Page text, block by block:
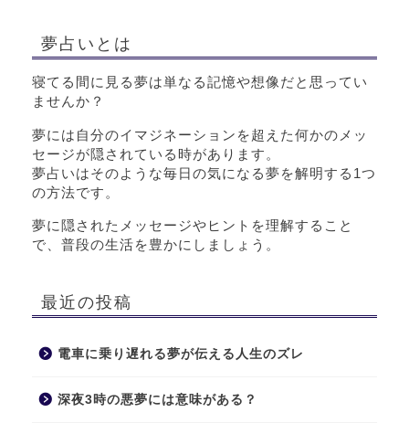
夢占いとは
寝てる間に見る夢は単なる記憶や想像だと思ってい
ませんか？
夢には自分のイマジネーションを超えた何かのメッ
セージが隠されている時があります。
夢占いはそのような毎日の気になる夢を解明する1つ
の方法です。
夢に隠されたメッセージやヒントを理解すること
で、普段の生活を豊かにしましょう。
最近の投稿
電車に乗り遅れる夢が伝える人生のズレ
深夜3時の悪夢には意味がある？